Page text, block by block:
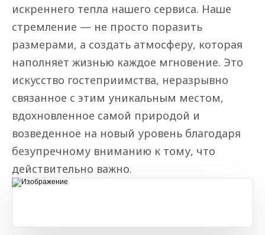
искреннего тепла нашего сервиса. Наше
стремление — не просто поразить
размерами, а создать атмосферу, которая
наполняет жизнью каждое мгновение. Это
искусство гостеприимства, неразрывно
связанное с этим уникальным местом,
вдохновленное самой природой и
возведенное на новый уровень благодаря
безупречному вниманию к тому, что
действительно важно.